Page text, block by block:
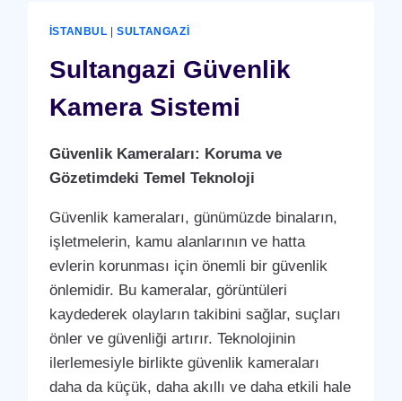
İSTANBUL |SULTANGAZI
Sultangazi Güvenlik
Kamera Sistemi
Güvenlik Kameraları: Koruma ve
Gözetimdeki Temel Teknoloji
Güvenlik kameraları, günümüzde binaların,
işletmelerin, kamu alanlarının ve hatta
evlerin korunması için önemli bir güvenlik
önlemidir. Bu kameralar, görüntüleri
kaydederek olayların takibini sağlar, suçları
önler ve güvenliği artırır. Teknolojinin
ilerlemesiyle birlikte güvenlik kameraları
daha da küçük, daha akıllı ve daha etkili hale